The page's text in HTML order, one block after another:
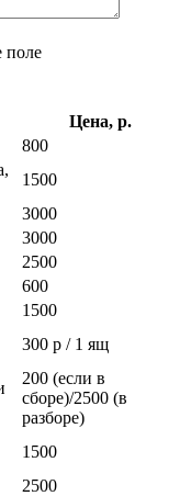
поле
Цена, р.
800
1500
3000
3000
2500
600
1500
300 р / 1 ящ
200 (если в
сборе)/2500 (в
разборе)
1500
2500